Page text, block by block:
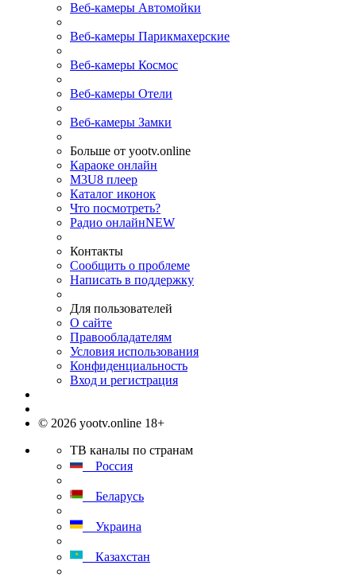
Веб-камеры Автомойки
Веб-камеры Парикмахерские
Веб-камеры Космос
Веб-камеры Отели
Веб-камеры Замки
Больше от yootv.online
Караоке онлайн
M3U8 плеер
Каталог иконок
Что посмотреть?
Радио онлайнNEW
Контакты
Сообщить о проблеме
Написать в поддержку
Для пользователей
О сайте
Правообладателям
Условия использования
Конфиденциальность
Вход и регистрация
© 2026 yootv.online 18+
ТВ каналы по странам
Россия
Беларусь
Украина
Казахстан